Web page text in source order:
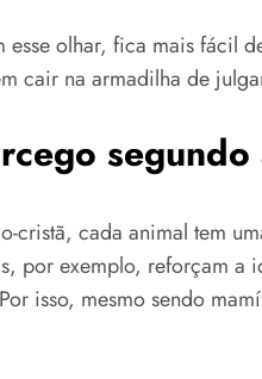
olhar, fica mais fácil
cair na armadilha de
cristã, cada animal tem
por exemplo, reforçam
isso, mesmo sendo